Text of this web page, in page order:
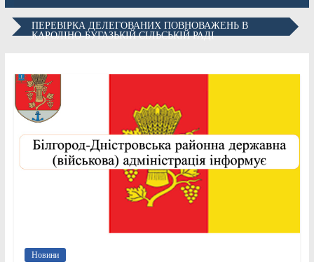
ПЕРЕВІРКА ДЕЛЕГОВАНИХ ПОВНОВАЖЕНЬ В
КАРОЛІНО-БУГАЗЬКІЙ СІЛЬСЬКІЙ РАДІ
Новини